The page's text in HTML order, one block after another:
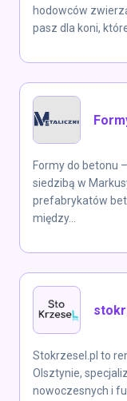
hodowców
pasz dla koni,
Formy do betonu
siedzibą w
prefabrykatów
między...
Stokrzesel.pl to
Olsztynie,
nowoczesnych i